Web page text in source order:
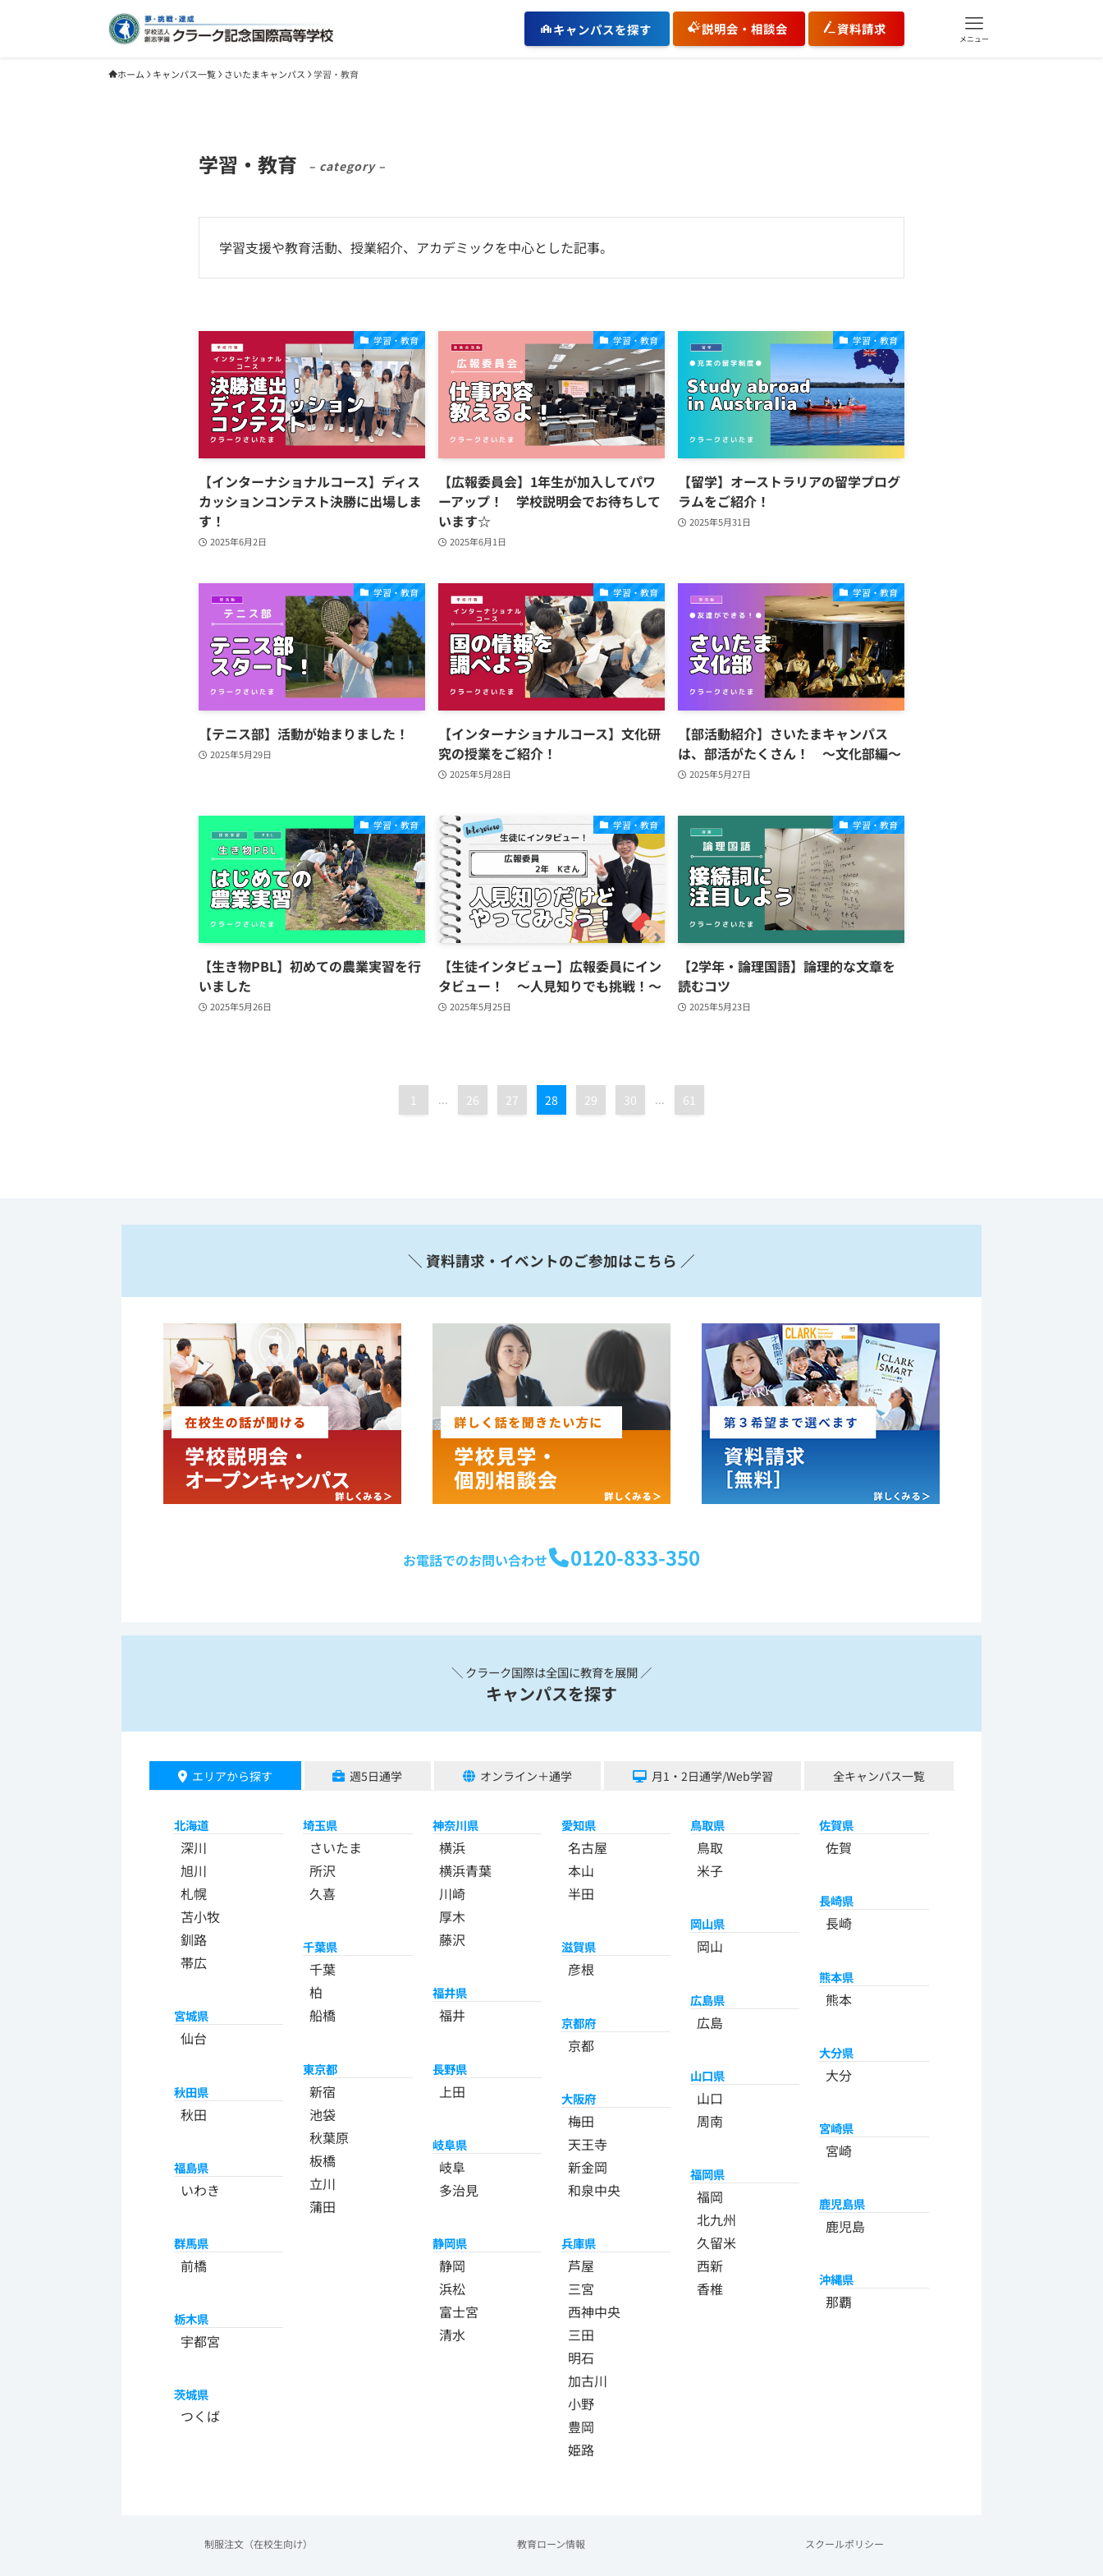
キャンパスを探す 説明会・相談会 資料請求
メニュー
ホーム キャンパス一覧 さいたまキャンパス 学習・教育
学習・教育 – category –
学習支援や教育活動、授業紹介、アカデミックを中心とした記事。
学習・教育
【インターナショナルコース】ディス
カッションコンテスト決勝に出場しま
す！
2025年6月2日
学習・教育
【広報委員会】1年生が加入してパワ
ーアップ！ 学校説明会でお待ちして
います☆
2025年6月1日
学習・教育
【留学】オーストラリアの留学プログ
ラムをご紹介！
2025年5月31日
学習・教育
【テニス部】活動が始まりました！
2025年5月29日
学習・教育
【インターナショナルコース】文化研
究の授業をご紹介！
2025年5月28日
学習・教育
【部活動紹介】さいたまキャンパス
は、部活がたくさん！ ～文化部編～
2025年5月27日
学習・教育
【生き物PBL】初めての農業実習を行
いました
2025年5月26日
学習・教育
【生徒インタビュー】広報委員にイン
タビュー！ ～人見知りでも挑戦！～
2025年5月25日
学習・教育
【2学年・論理国語】論理的な文章を
読むコツ
2025年5月23日
1 ... 26 27 28 29 30 ... 61
＼ 資料請求・イベントのご参加はこちら ／
お電話でのお問い合わせ 0120-833-350
＼ クラーク国際は全国に教育を展開 ／
キャンパスを探す
エリアから探す 週5日通学 オンライン＋通学 月1・2日通学/Web学習 全キャンパス一覧
北海道
深川
旭川
札幌
苫小牧
釧路
帯広
宮城県
仙台
秋田県
秋田
福島県
いわき
群馬県
前橋
栃木県
宇都宮
茨城県
つくば
埼玉県
さいたま
所沢
久喜
千葉県
千葉
柏
船橋
東京都
新宿
池袋
秋葉原
板橋
立川
蒲田
神奈川県
横浜
横浜青葉
川崎
厚木
藤沢
福井県
福井
長野県
上田
岐阜県
岐阜
多治見
静岡県
静岡
浜松
富士宮
清水
愛知県
名古屋
本山
半田
滋賀県
彦根
京都府
京都
大阪府
梅田
天王寺
新金岡
和泉中央
兵庫県
芦屋
三宮
西神中央
三田
明石
加古川
小野
豊岡
姫路
鳥取県
鳥取
米子
岡山県
岡山
広島県
広島
山口県
山口
周南
福岡県
福岡
北九州
久留米
西新
香椎
佐賀県
佐賀
長崎県
長崎
熊本県
熊本
大分県
大分
宮崎県
宮崎
鹿児島県
鹿児島
沖縄県
那覇
制服注文（在校生向け） 教育ローン情報 スクールポリシー